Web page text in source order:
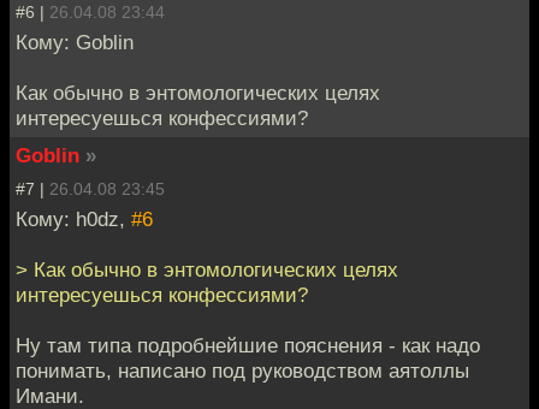
#6 | 26.04.08 23:44
Кому: Goblin
Как обычно в энтомологических целях
интересуешься конфессиями?
Goblin »
#7 | 26.04.08 23:45
Кому: h0dz, #6
> Как обычно в энтомологических целях
интересуешься конфессиями?
Ну там типа подробнейшие пояснения - как надо
понимать, написано под руководством аятоллы
Имани.